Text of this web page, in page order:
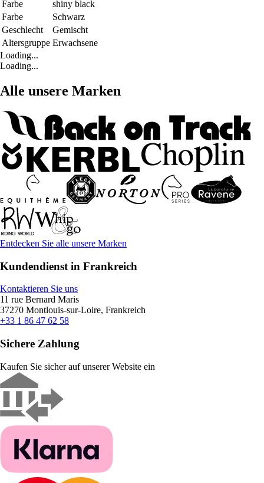
Farbe
shiny black
Farbe
Schwarz
Geschlecht
Gemischt
Altersgruppe Erwachsene
Loading...
Loading...
Alle unsere Marken
Entdecken Sie alle unsere Marken
Kundendienst in Frankreich
Kontaktieren Sie uns
11 rue Bernard Maris
37270 Montlouis-sur-Loire, Frankreich
+33 1 86 47 62 58
Sichere Zahlung
Kaufen Sie sicher auf unserer Website ein